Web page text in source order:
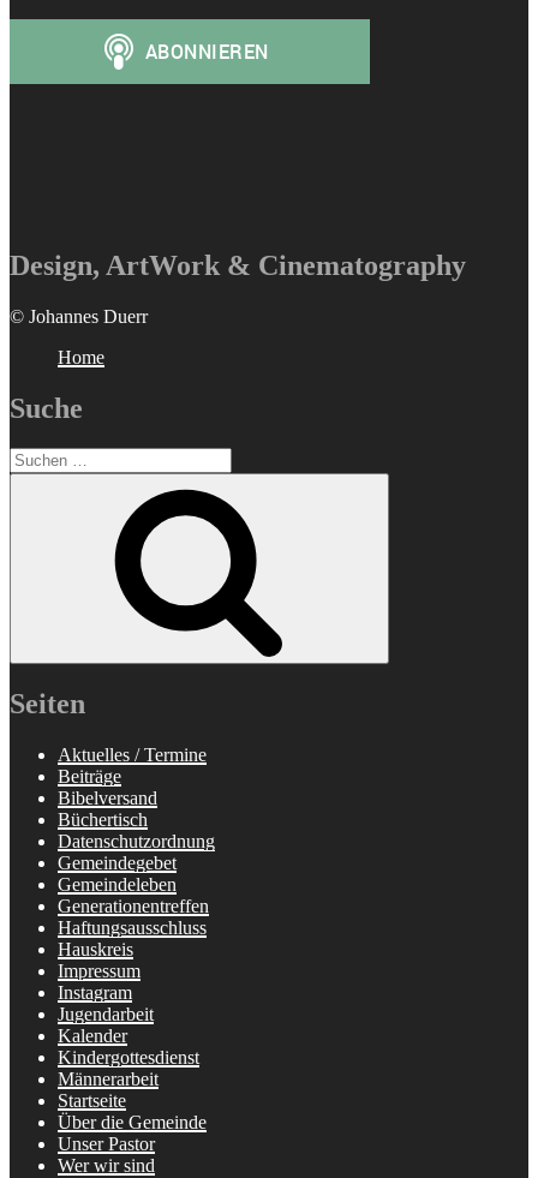
Design, ArtWork & Cinematography
© Johannes Duerr
Home
Suche
Suchen
nach:
Seiten
Aktuelles / Termine
Beiträge
Bibelversand
Büchertisch
Datenschutzordnung
Gemeindegebet
Gemeindeleben
Generationentreffen
Haftungsausschluss
Hauskreis
Impressum
Instagram
Jugendarbeit
Kalender
Kindergottesdienst
Männerarbeit
Startseite
Über die Gemeinde
Unser Pastor
Wer wir sind